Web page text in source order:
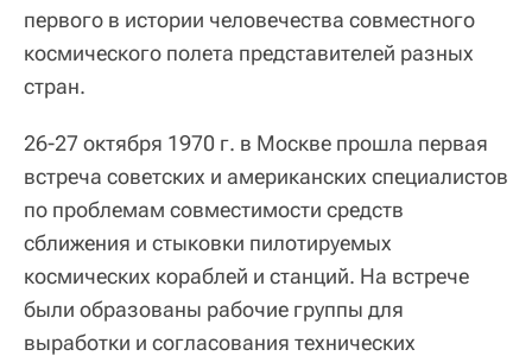
первого в истории человечества совместного
космического полета представителей разных
стран.
26-27 октября 1970 г. в Москве прошла первая
встреча советских и американских специалистов
по проблемам совместимости средств
сближения и стыковки пилотируемых
космических кораблей и станций. На встрече
были образованы рабочие группы для
выработки и согласования технических